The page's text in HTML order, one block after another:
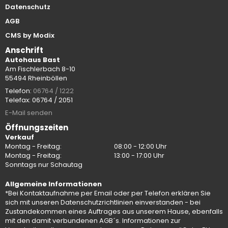
Datenschutz
AGB
CMS by Modix
Anschrift
Autohaus Bast
Am Fischlerbach 8-10
55494 Rheinböllen
Telefon: 06764 / 1222
Telefax: 06764 / 2051
E-Mail senden
Öffnungszeiten
Verkauf
Montag - Freitag:
08:00 - 12:00 Uhr
Montag - Freitag:
13:00 - 17:00 Uhr
Sonntags nur Schautag
Allgemeine Informationen
*Bei Kontaktaufnahme per Email oder per Telefon erklären Sie
sich mit unseren Datenschutzrichtlinien einverstanden - bei
Zustandekommen eines Auftrages aus unserem Hause, ebenfalls
mit den damit verbundenen AGB´s. Informationen zur